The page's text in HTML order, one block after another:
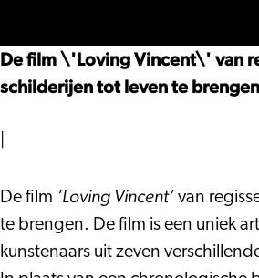
VINCENT
De film \'Loving Vincent\' van
schilderijen tot leven te
De film ‘Loving Vincent’ van
te brengen. De film is een uniek
kunstenaars uit zeven